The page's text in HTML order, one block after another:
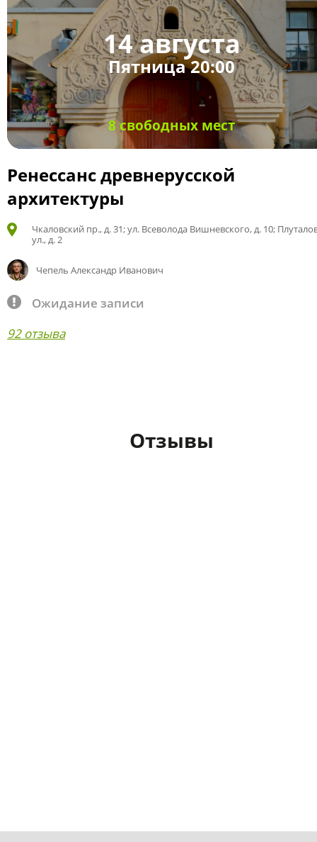
14 августа
Пятница 20:00
8 свободных мест
Ренессанс древнерусской
архитектуры
Чкаловский пр., д. 31; ул. Всеволода Вишневского, д. 10;
ул., д. 2
Чепель Александр Иванович
Ожидание записи
92 отзыва
Отзывы